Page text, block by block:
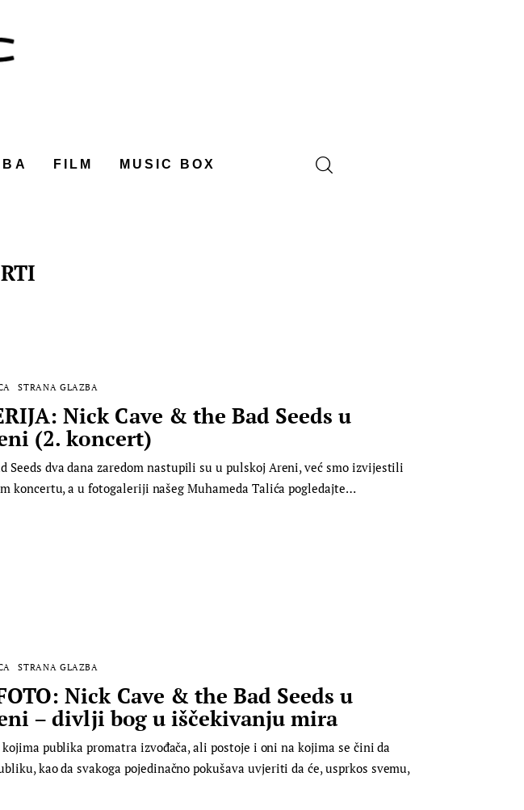
FILM MUSIC BOX
STRANA GLAZBA
Nick Cave & the Bad Seeds u
(2. koncert)
Seeds dva dana zaredom nastupili su u pulskoj Areni, već smo izvijestili
koncertu, a u fotogaleriji našeg Muhameda Talića pogledajte…
STRANA GLAZBA
Nick Cave & the Bad Seeds u
– divlji bog u iščekivanju mira
publika promatra izvođača, ali postoje i oni na kojima se čini da
kao da svakoga pojedinačno pokušava uvjeriti da će, usprkos svemu,